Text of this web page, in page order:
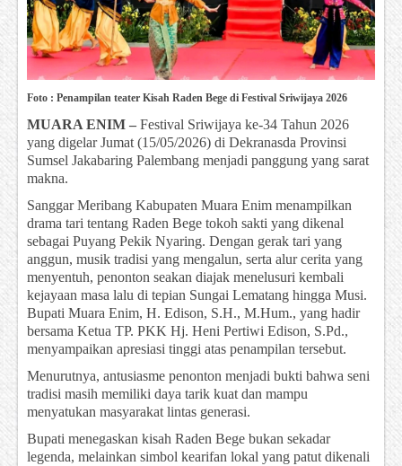
Foto : Penampilan teater Kisah Raden Bege di Festival Sriwijaya 2026
MUARA ENIM – Festival Sriwijaya ke-34 Tahun 2026
yang digelar Jumat (15/05/2026) di Dekranasda Provinsi
Sumsel Jakabaring Palembang menjadi panggung yang sarat
makna.
Sanggar Meribang Kabupaten Muara Enim menampilkan
drama tari tentang Raden Bege tokoh sakti yang dikenal
sebagai Puyang Pekik Nyaring. Dengan gerak tari yang
anggun, musik tradisi yang mengalun, serta alur cerita yang
menyentuh, penonton seakan diajak menelusuri kembali
kejayaan masa lalu di tepian Sungai Lematang hingga Musi.
Bupati Muara Enim, H. Edison, S.H., M.Hum., yang hadir
bersama Ketua TP. PKK Hj. Heni Pertiwi Edison, S.Pd.,
menyampaikan apresiasi tinggi atas penampilan tersebut.
Menurutnya, antusiasme penonton menjadi bukti bahwa seni
tradisi masih memiliki daya tarik kuat dan mampu
menyatukan masyarakat lintas generasi.
Bupati menegaskan kisah Raden Bege bukan sekadar
legenda, melainkan simbol kearifan lokal yang patut dikenali